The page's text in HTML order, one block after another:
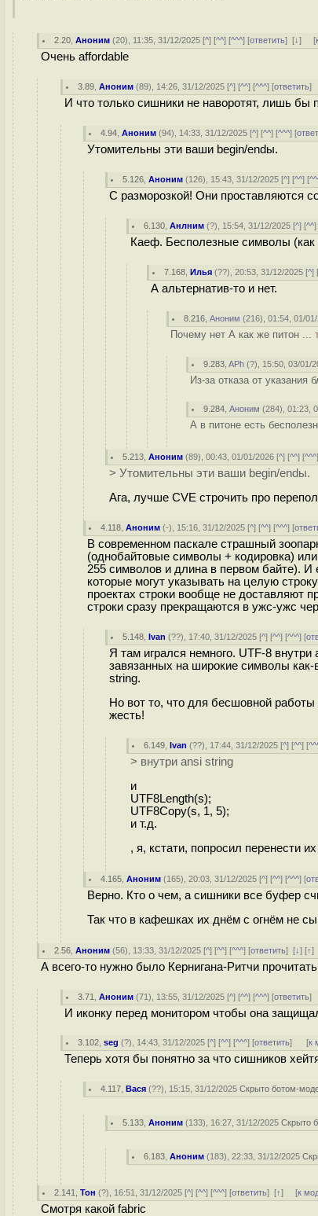
2.20 ,Аноним (20), 11:35, 31/12/2025 [^] [^^] [^^^] [ответить][↓] [
Очень affordable
3.89 ,Аноним (89), 14:26, 31/12/2025 [^] [^^] [^^^] [ответить]
И что только сишники не наворотят, лишь бы
4.94 ,Аноним (94), 14:33, 31/12/2025 [^] [^^] [^^^] [
Утомительны эти ваши begin/endы.
5.126 ,Аноним (126), 15:43, 31/12/2025 [^] [^^] [
С разморозкой! Они проставляются
6.130 ,Анлним (?), 15:54, 31/12/2025 [^] [^^]
Каеф. Бесполезные символы (как
7.168 ,Илья (??), 20:53, 31/12/2025 [^]
А альтернатив-то и нет.
8.216 ,Аноним (216), 01:54, 01/
Почему нет А как же питон ...
9.283 ,APh (?), 15:50, 03/01/
Из-за отказа от указания
9.284 ,Аноним (284), 01:23,
А в питоне есть
5.213 ,Аноним (89), 00:43, 01/01/2026 [^] [^^] [^^^
> Утомительны эти ваши begin/endы.
Ага, лучше CVE строчить про
4.118 ,Аноним (-), 15:16, 31/12/2025 [^] [^^] [^^^] [
В современном паскале страшный
(однобайтовые символы + кодировка)
255 символов и длина в первом байте).
которые могут указывать на целую
проектах строки вообще не доставляют
строки сразу прекращаются в ужс-ужс
5.148 ,Ivan (??), 17:40, 31/12/2025 [^] [^^] [^^^] [
Я там игрался немного. UTF-8
завязанных на широкие символы
string.
Но вот то, что для бесшовной работы
жесть!
6.149 ,Ivan (??), 17:44, 31/12/2025 [^] [^^] [
> внутри ansi string
и
UTF8Length(s);
UTF8Copy(s, 1, 5);
и т.д.
, я, кстати, попросил перенести
4.165 ,Аноним (165), 20:03, 31/12/2025 [^] [^^] [^^^] [
Верно. Кто о чем, а сишники все буфер
Так что в кафешках их днём с огнём не
2.56 ,Аноним (56), 13:33, 31/12/2025 [^] [^^] [^^^] [ответить][↓] [↑
А всего-то нужно было Кернигана-Ритчи
3.71 ,Аноним (71), 13:55, 31/12/2025 [^] [^^] [^^^] [ответить]
И иконку перед монитором чтобы она
3.102 ,seg (?), 14:43, 31/12/2025 [^] [^^] [^^^] [ответить] [к
Теперь хотя бы понятно за что сишников
4.117 ,Вася (??), 15:15, 31/12/2025Скрыто ботом-
5.133 ,Аноним (133), 16:27, 31/12/2025Скрыто
6.183 ,Аноним (183), 22:33, 31/12/2025
2.141 ,Тон (?), 16:51, 31/12/2025 [^] [^^] [^^^] [ответить][↑] [к
Смотря какой fabric